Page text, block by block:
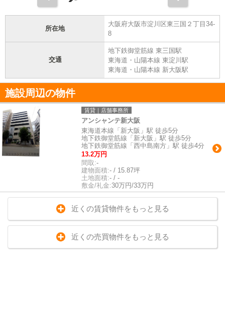
所在地
大阪府大阪市淀川区東三国２丁目34-
8
交通
地下鉄御堂筋線 東三国駅
東海道・山陽本線 東淀川駅
東海道・山陽本線 新大阪駅
施設周辺の物件
賃貸｜店舗事務所
アンシャンテ新大阪
東海道本線「新大阪」駅 徒歩5分
地下鉄御堂筋線「新大阪」駅 徒歩5分
地下鉄御堂筋線「西中島南方」駅 徒歩4分
13.2万円
間取:-
建物面積:- / 15.87坪
土地面積:- / -
敷金/礼金:30万円/33万円
近くの賃貸物件をもっと見る
近くの売買物件をもっと見る